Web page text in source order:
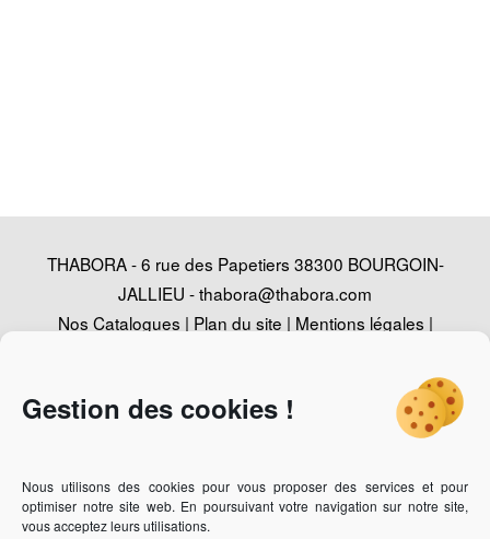
Gestion des cookies !
Nous utilisons des cookies pour vous proposer des services et pour
optimiser notre site web. En poursuivant votre navigation sur notre site,
vous acceptez leurs utilisations.
THABORA - 6 rue des Papetiers 38300 BOURGOIN-
JALLIEU -thabora@thabora.com
Nos Catalogues | Plan du site | Mentions légales |
Vous recherchez un revendeur des bijoux Thabora ?Cliquez-
ici
Vous êtes bijoutier professionnel et vous souhaitez devenir